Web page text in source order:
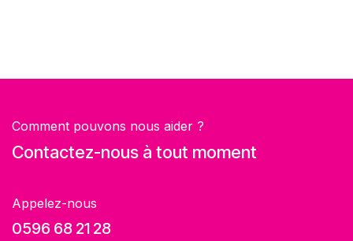
Comment pouvons nous aider ?
Contactez-nous à tout moment
Appelez-nous
0596 68 21 28